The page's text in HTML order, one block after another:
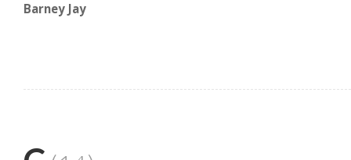
Barney Jay